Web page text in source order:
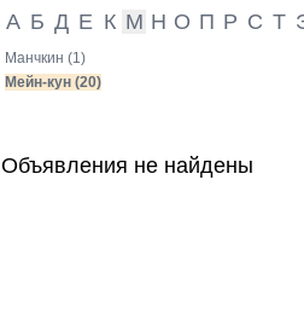
А Б Д Е К М Н О П Р С Т
Манчкин (1)
Мейн-кун (20)
Объявления не найдены